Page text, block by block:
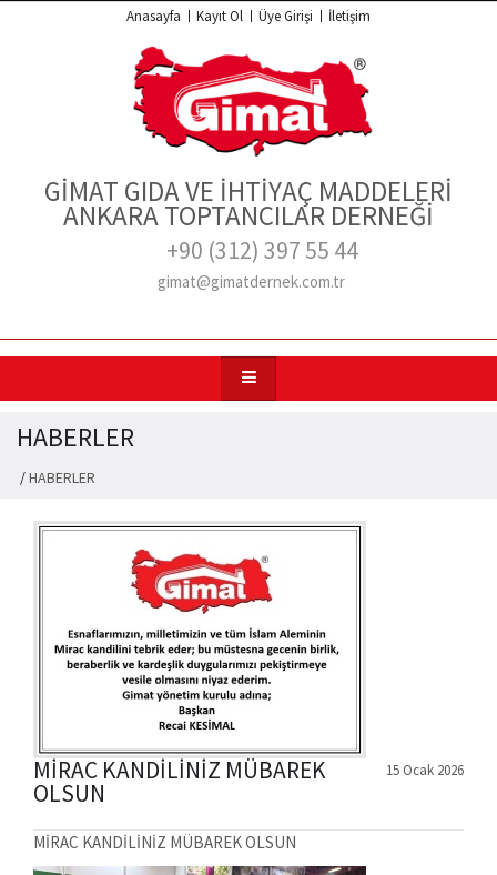
Anasayfa Kayıt Ol Üye Girişi İletişim
GİMAT GIDA VE İHTİYAÇ MADDELERİ
ANKARA TOPTANCILAR DERNEĞİ
+90 (312) 397 55 44
gimat@gimatdernek.com.tr
HABERLER
/HABERLER
15 Ocak 2026
MİRAC KANDİLİNİZ MÜBAREK
OLSUN
MİRAC KANDİLİNİZ MÜBAREK OLSUN